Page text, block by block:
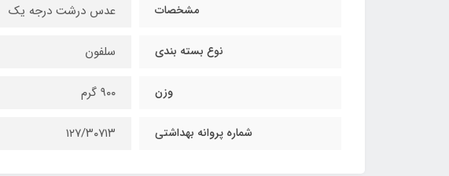
مشخصات عدس درشت درجه یک
نوع بسته بندی سلفون
وزن ۹۰۰ گرم
شماره پروانه بهداشتی ۱۲۷/۳۰۷۱۳